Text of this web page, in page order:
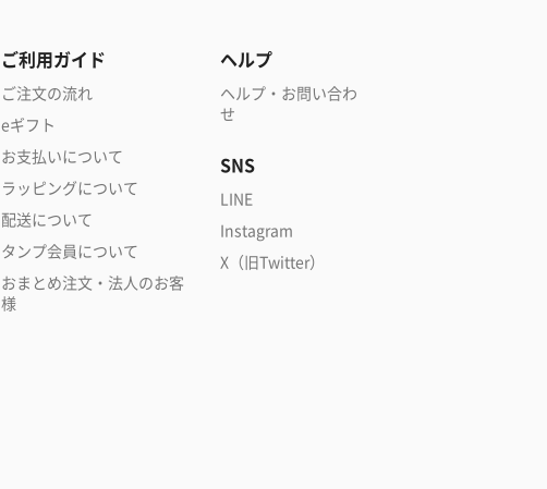
ご利用ガイド
ご注文の流れ
eギフト
お支払いについて
ラッピングについて
配送について
タンプ会員について
おまとめ注文・法人のお客
様
ヘルプ
ヘルプ・お問い合わ
せ
SNS
LINE
Instagram
X（旧Twitter）